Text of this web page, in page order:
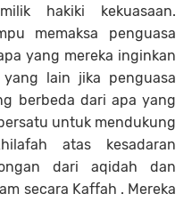
hakiki kekuasaan.
memaksa penguasa
yang mereka inginkan
lain jika penguasa
berbeda dari apa yang
untuk mendukung
atas kesadaran
dari aqidah dan
secara Kaffah . Mereka